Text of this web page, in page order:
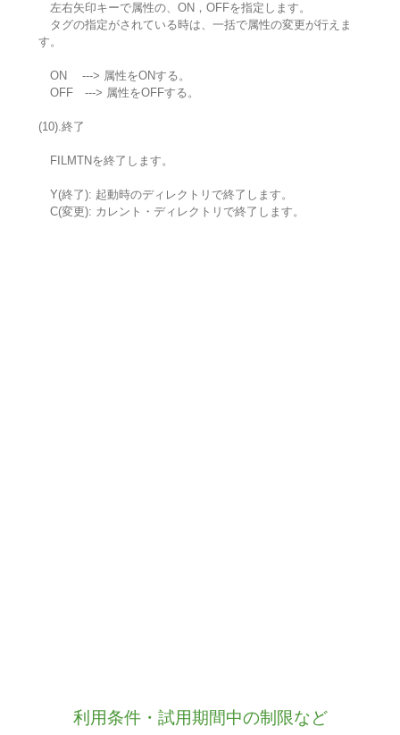
左右矢印キーで属性の、ON，OFFを指定します。
タグの指定がされている時は、一括で属性の変更が行えま
す。
ON ---> 属性をONする。
OFF ---> 属性をOFFする。
(10).終了
FILMTNを終了します。
Y(終了): 起動時のディレクトリで終了します。
C(変更): カレント・ディレクトリで終了します。
利用条件・試用期間中の制限など